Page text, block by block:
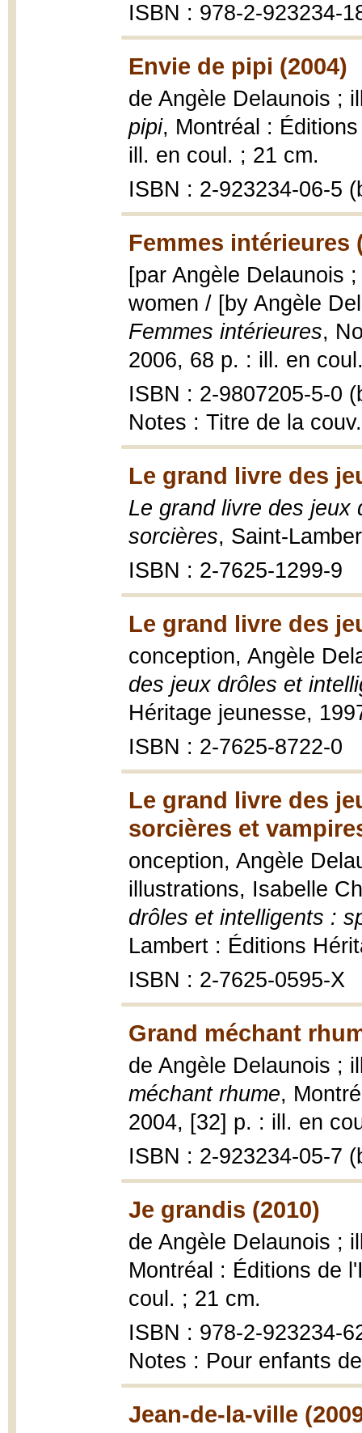
ISBN : 978-2-923234-
Envie de pipi (2004)
de Angèle Delaunois ;
pipi, Montréal :
ill. en coul. ; 21 cm.
ISBN : 2-923234-06-5
Femmes intérieures
[par Angèle Delaunois
women / [by Angèle
Femmes intérieures,
2006, 68 p. : ill. en
ISBN : 2-9807205-5-0
Notes : Titre de la
Le grand livre des
Le grand livre des jeux
sorcières, Saint-
ISBN : 2-7625-1299-9
Le grand livre des
conception, Angèle
des jeux drôles et
Héritage jeunesse,
ISBN : 2-7625-8722-0
Le grand livre des
sorcières et
onception, Angèle
illustrations, Isabelle
drôles et intelligents :
Lambert : Éditions
ISBN : 2-7625-0595-X
Grand méchant
de Angèle Delaunois ;
méchant rhume,
2004, [32] p. : ill. en
ISBN : 2-923234-05-7
Je grandis (2010)
de Angèle Delaunois ;
Montréal : Éditions de
coul. ; 21 cm.
ISBN : 978-2-923234-
Notes : Pour enfants
Jean-de-la-ville